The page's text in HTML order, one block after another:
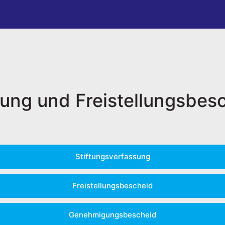
und
Stiftungsverfassung
Freistellungsbescheid
Genehmigungsbescheid